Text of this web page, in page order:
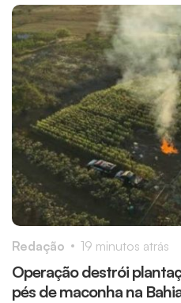
Operação destrói
pés de maconha na
Redação 19 minutos atrás